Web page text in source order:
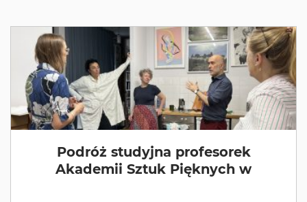
Podróż studyjna profesorek
Akademii Sztuk Pięknych w